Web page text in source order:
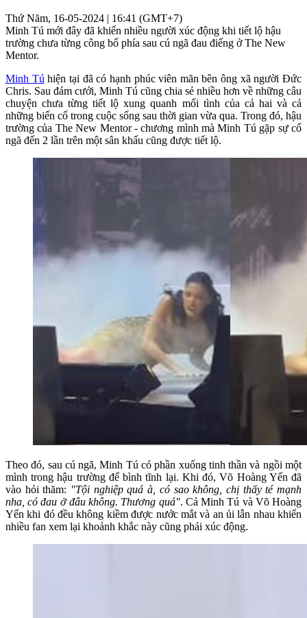
Thứ Năm, 16-05-2024 | 16:41 (GMT+7)
Minh Tú mới đây đã khiến nhiều người xúc động khi tiết lộ hậu
trường chưa từng công bố phía sau cú ngã đau điếng ở The New
Mentor.
Minh Tú hiện tại đã có hạnh phúc viên mãn bên ông xã người Đức
Chris. Sau đám cưới, Minh Tú cũng chia sẻ nhiều hơn về những câu
chuyện chưa từng tiết lộ xung quanh mối tình của cả hai và cả
những biến cố trong cuộc sống sau thời gian vừa qua. Trong đó, hậu
trường của The New Mentor - chương mình mà Minh Tú gặp sự cố
ngã đến 2 lần trên một sân khấu cũng được tiết lộ.
Theo đó, sau cú ngã, Minh Tú có phần xuống tinh thần và ngồi một
mình trong hậu trường để bình tĩnh lại. Khi đó, Võ Hoàng Yến đã
vào hỏi thăm: "Tội nghiệp quá à, có sao không, chị thấy té mạnh
nha, có đau ở đâu không. Thương quá". Cả Minh Tú và Võ Hoàng
Yến khi đó đều không kiềm được nước mắt và an ủi lẫn nhau khiến
nhiều fan xem lại khoảnh khắc này cũng phải xúc động.